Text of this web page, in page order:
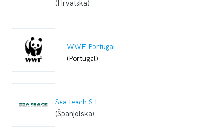
(Hrvatska)
WWF Portugal
(Portugal)
Sea teach S.L.
(Španjolska)